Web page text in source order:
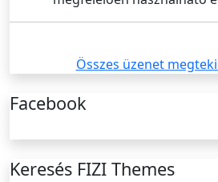
Összes üzenet
Facebook
Keresés FIZI Themes